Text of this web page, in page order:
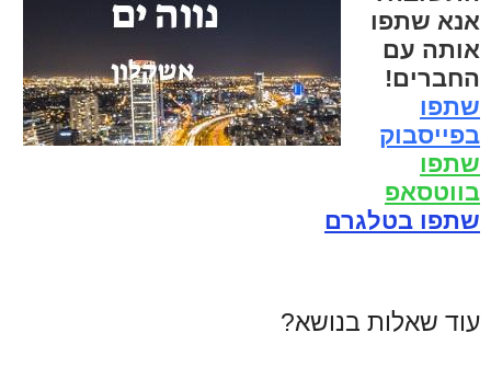
אנא שתפו
אותה עם
החברים!
שתפו
בפייסבוק
שתפו
בווטסאפ
שתפו בטלגרם
עוד שאלות בנושא?